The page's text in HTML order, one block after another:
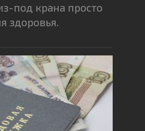
под крана просто
здоровья.